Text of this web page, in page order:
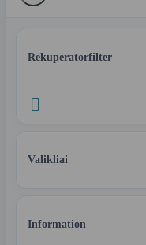
Rekuperatorfilter

Valikliai
Information